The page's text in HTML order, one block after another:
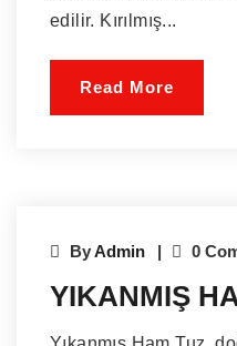
edilir. Kırılmış...
Read More
ByAdmin 0
YIKANMIŞ